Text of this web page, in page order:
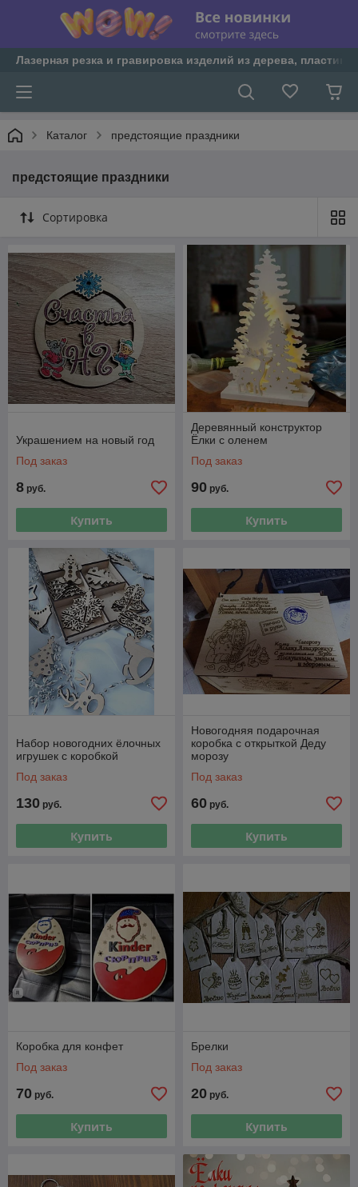
Лазерная резка и гравировка изделий из дерева, пластика
Каталог предстоящие праздники
предстоящие праздники
Сортировка
Украшением на новый год
Под заказ
8 руб.
Купить
Деревянный конструктор
Ёлки с оленем
Под заказ
90 руб.
Купить
Набор новогодних ёлочных
игрушек с коробкой
Под заказ
130 руб.
Купить
Новогодняя подарочная
коробка с открыткой Деду
морозу
Под заказ
60 руб.
Купить
Коробка для конфет
Под заказ
70 руб.
Купить
Брелки
Под заказ
20 руб.
Купить